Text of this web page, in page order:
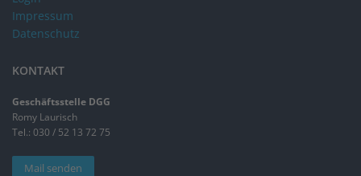
Impressum
Datenschutz
KONTAKT
Geschäftsstelle DGG
Romy Laurisch
Tel.: 030 / 52 13 72 75
Mail senden